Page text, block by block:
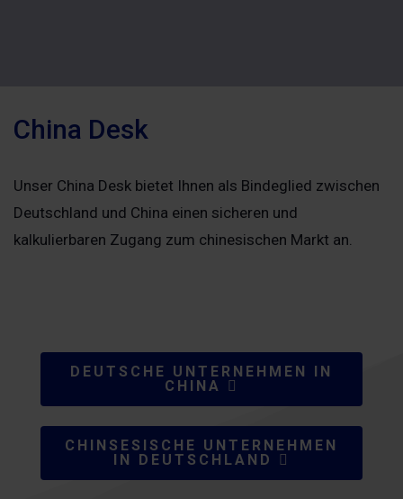
China Desk
Unser China Desk bietet Ihnen als Bindeglied zwischen
Deutschland und China einen sicheren und
kalkulierbaren Zugang zum chinesischen Markt an.
DEUTSCHE UNTERNEHMEN IN
CHINA
CHINSESISCHE UNTERNEHMEN
IN DEUTSCHLAND